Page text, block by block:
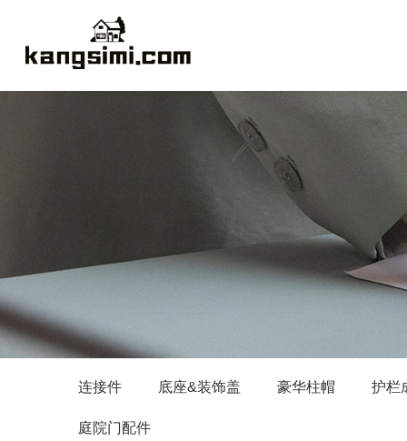
连接件 底座&装饰盖 豪华柱帽 护栏
庭院门配件